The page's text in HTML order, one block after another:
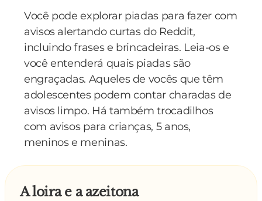
Terceira pergunta.
- Como chegou Cristóvão Colombo à América?
O grupo de Joãozinho responde:
- De caravela.
Joãozinho, cheio de emoção, logo de seguida:
- Eu bem avisei, seus ignorantes, 3 a 0!!!
A professora, irritada, grita:
- Joãozinho!!! Levanta e sai!
Joãozinho responde de imediato:
- Joãozinho, Sai e só volta dentro de um mês!
Você pode explorar piadas para fazer com
avisos alertando curtas do Reddit,
incluindo frases e brincadeiras. Leia-os e
você entenderá quais piadas são
engraçadas. Aqueles de vocês que têm
adolescentes podem contar charadas de
avisos limpo. Há também trocadilhos
com avisos para crianças, 5 anos,
meninos e meninas.
A loira e a azeitona